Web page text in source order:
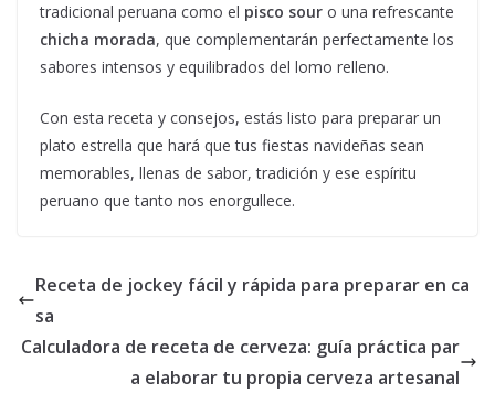
tradicional peruana como el pisco sour o una refrescante
chicha morada, que complementarán perfectamente los
sabores intensos y equilibrados del lomo relleno.
Con esta receta y consejos, estás listo para preparar un
plato estrella que hará que tus fiestas navideñas sean
memorables, llenas de sabor, tradición y ese espíritu
peruano que tanto nos enorgullece.
Receta de jockey fácil y rápida para preparar en ca
sa
Calculadora de receta de cerveza: guía práctica par
a elaborar tu propia cerveza artesanal